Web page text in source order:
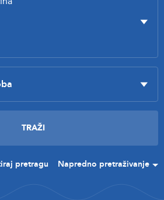
pretragu Napredno pretraživanje